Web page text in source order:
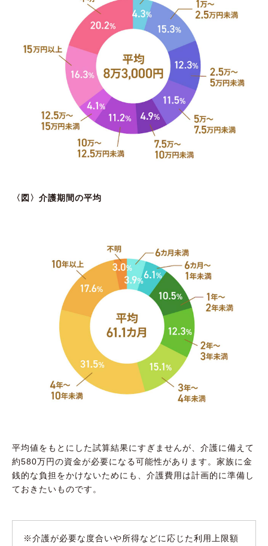
〈図〉介護期間の平均
平均値をもとにした試算結果にすぎませんが、介護に備えて
約580万円の資金が必要になる可能性があります。家族に金
銭的な負担をかけないためにも、介護費用は計画的に準備し
ておきたいものです。
※介護が必要な度合いや所得などに応じた利用上限額